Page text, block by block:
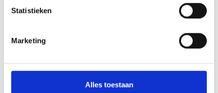
Statistieken
Marketing
Alles toestaan
AANMELDEN LID
RECENT NIEUWS